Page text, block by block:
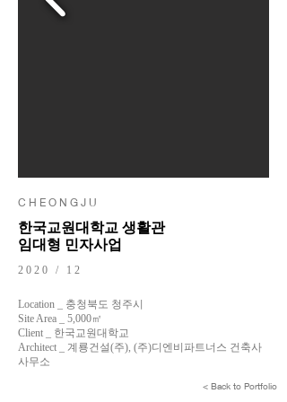
C H E O N G J U
한국교원대학교 생활관
임대형 민자사업
2020 / 12
Location _ 충청북도 청주시
Site Area _ 5,000㎡
Client _ 한국교원대학교
Architect _ 계룡건설(주), (주)디엔비파트너스 건축사
사무소
< Back to Portfolio